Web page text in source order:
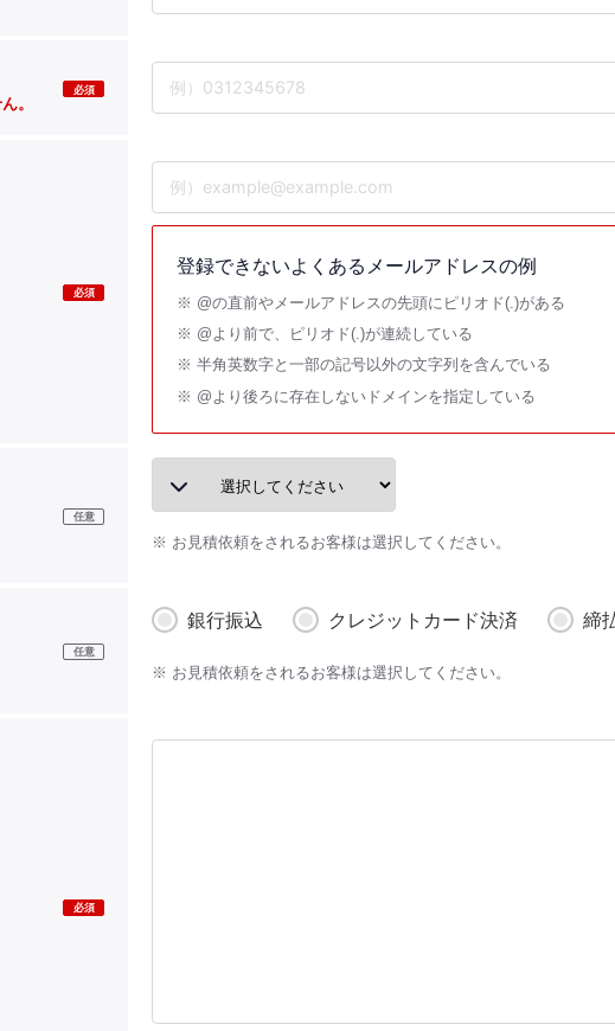
。
登録できないよくあるメールアドレスの例
@の直前やメールアドレスの先頭にピリオド(.)がある
@より前で、ピリオド(.)が連続している
半角英数字と一部の記号以外の文字列を含んでいる
@より後ろに存在しないドメインを指定している
お見積依頼をされるお客様は選択してください。
銀行振込 クレジットカード決済 締
お見積依頼をされるお客様は選択してください。